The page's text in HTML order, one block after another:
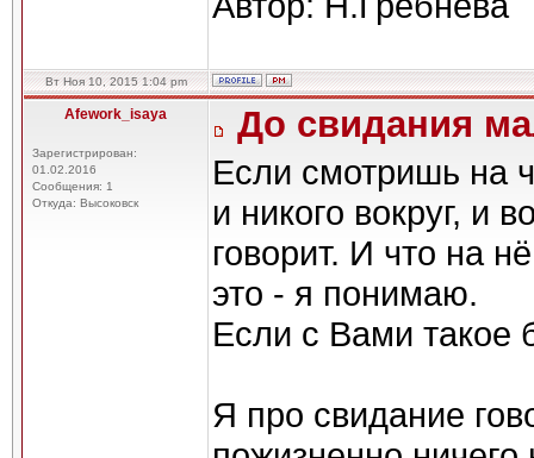
Вт Ноя 10, 2015 1:04 pm
Afework_isaya
Зарегистрирован:
01.02.2016
Сообщения: 1
Откуда: Высоковск
До свидания
Если смотришь на
и никого вокруг, и
говорит. И что на
это - я понимаю.
Если с Вами такое
Я про свидание